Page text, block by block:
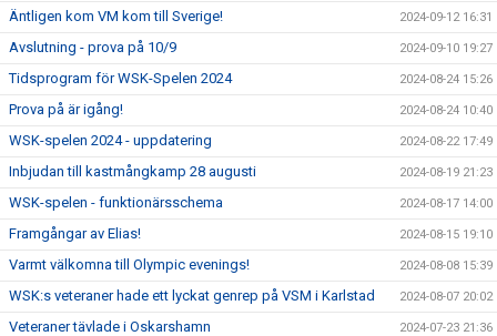
Äntligen kom VM kom till Sverige! 2024-09-12 16:31
Avslutning - prova på 10/9 2024-09-10 19:27
Tidsprogram för WSK-Spelen 2024 2024-08-24 15:26
Prova på är igång! 2024-08-24 10:40
WSK-spelen 2024 - uppdatering 2024-08-22 17:49
Inbjudan till kastmångkamp 28 augusti 2024-08-19 21:23
WSK-spelen - funktionärsschema 2024-08-17 14:00
Framgångar av Elias! 2024-08-15 19:10
Varmt välkomna till Olympic evenings! 2024-08-08 15:39
WSK:s veteraner hade ett lyckat genrep på VSM i Karlstad 2024-08-07 20:02
Veteraner tävlade i Oskarshamn 2024-07-23 21:36